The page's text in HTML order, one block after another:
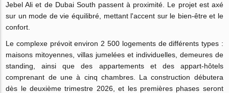
Jebel Ali et de Dubai South passent à proximité. Le projet est axé
sur un mode de vie équilibré, mettant l'accent sur le bien-être et le
confort.
Le complexe prévoit environ 2 500 logements de différents types :
maisons mitoyennes, villas jumelées et individuelles, demeures de
standing, ainsi que des appartements et des appart-hôtels
comprenant de une à cinq chambres. La construction débutera
dès le deuxième trimestre 2026, et les premières phases seront